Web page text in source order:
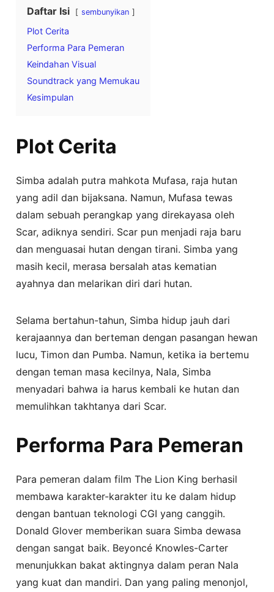
Daftar Isi sembunyikan
Plot Cerita
Performa Para Pemeran
Keindahan Visual
Soundtrack yang Memukau
Kesimpulan
Plot Cerita
Simba adalah putra mahkota Mufasa, raja hutan
yang adil dan bijaksana. Namun, Mufasa tewas
dalam sebuah perangkap yang direkayasa oleh
Scar, adiknya sendiri. Scar pun menjadi raja baru
dan menguasai hutan dengan tirani. Simba yang
masih kecil, merasa bersalah atas kematian
ayahnya dan melarikan diri dari hutan.
Selama bertahun-tahun, Simba hidup jauh dari
kerajaannya dan berteman dengan pasangan hewan
lucu, Timon dan Pumba. Namun, ketika ia bertemu
dengan teman masa kecilnya, Nala, Simba
menyadari bahwa ia harus kembali ke hutan dan
memulihkan takhtanya dari Scar.
Performa Para Pemeran
Para pemeran dalam film The Lion King berhasil
membawa karakter-karakter itu ke dalam hidup
dengan bantuan teknologi CGI yang canggih.
Donald Glover memberikan suara Simba dewasa
dengan sangat baik. Beyoncé Knowles-Carter
menunjukkan bakat aktingnya dalam peran Nala
yang kuat dan mandiri. Dan yang paling menonjol,